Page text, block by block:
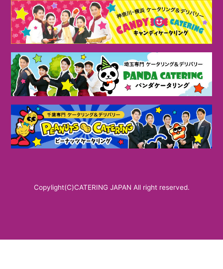
Copylight(C)CATERING JAPAN All right reserved.